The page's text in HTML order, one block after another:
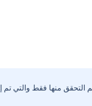
منها فقط والتي